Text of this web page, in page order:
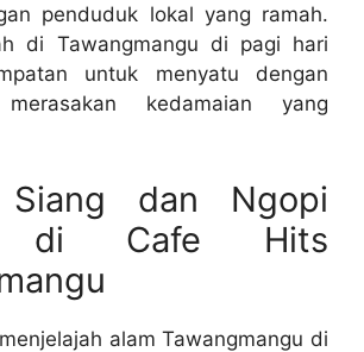
penduduk lokal yang ramah.
di Tawangmangu di pagi hari
untuk menyatu dengan
kedamaian yang
Siang dan Ngopi
di Cafe Hits
alam Tawangmangu di